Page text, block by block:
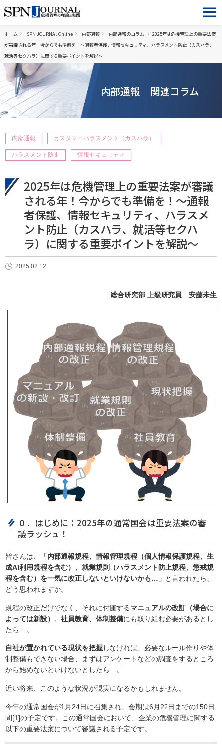
ホーム SPN JOURNAL Online 内部通報 内部通報のコラム
2025年は危機管理上の重要法案
が審議される年！今からでも準備を！～通報者保護、情報セキュリティ、ハラスメント防止（カスハラ、
就活等セクハラ）に関する重要ポイントを解説～
内部通報 関連コラム
内部通報 カスタマーハラスメント（カスハラ）
ハラスメント防止 情報セキュリティ
2025年は危機管理上の重要法案が審議
される年！今からでも準備を！～通報
者保護、情報セキュリティ、ハラスメ
ント防止（カスハラ、就活等セクハ
ラ）に関する重要ポイントを解説～
2025.02.12
総合研究部 上級研究員 安藤未生
０．はじめに：2025年の通常国会は重要法案の審
議ラッシュ！
皆さんは、
「内部通報規程、情報管理規程（個人情報保護規程、生
成AI利用規程を含む）、就業規則（ハラスメント防止規程、懲戒規
程を含む）を一気に改正しないといけないかも…」 と言われたら、
どう思われますか。
規程の改正だけでなく、それに付随するマニュアルの改訂（場合に
よっては新設）、社員教育、体制整備にも取り組む必要があるとし
たら…。
自社が置かれている現状を把握しなければ、必要なルール作りや体
制整備もできない場合、まずはアンケートなどの調査をするところ
から始めないといけないとしたら…。
近い将来、このような状況が現実になるかもしれません。
今年の通常国会が1月24日に召集され、会期は6月22日までの150日
間[1]の予定です。この通常国会において、企業の危機管理に関する
以下の重要法案について審議される予定です。